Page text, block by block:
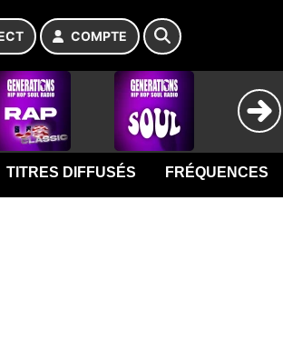
COMPTE
TITRES DIFFUSÉS FRÉQUENCES